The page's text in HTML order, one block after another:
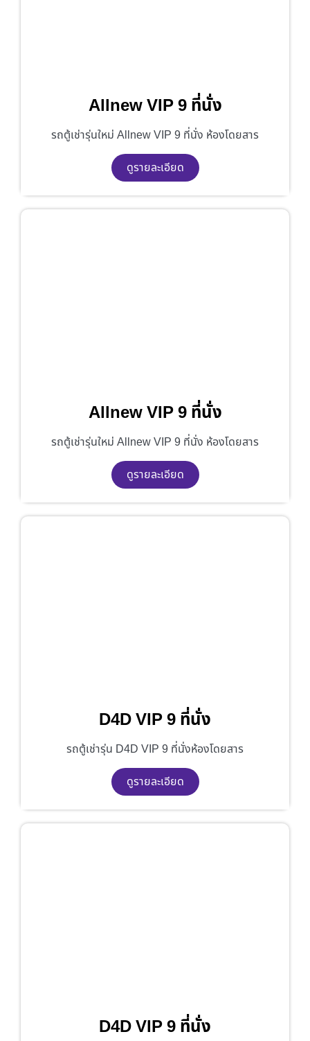
Allnew VIP 9 ที่นั่ง
รถตู้เช่ารุ่นใหม่ Allnew VIP 9 ที่นั่ง ห้องโดยสาร
ดูรายละเอียด
Allnew VIP 9 ที่นั่ง
รถตู้เช่ารุ่นใหม่ Allnew VIP 9 ที่นั่ง ห้องโดยสาร
ดูรายละเอียด
D4D VIP 9 ที่นั่ง
รถตู้เช่ารุ่น D4D VIP 9 ที่นั่งห้องโดยสาร
ดูรายละเอียด
D4D VIP 9 ที่นั่ง